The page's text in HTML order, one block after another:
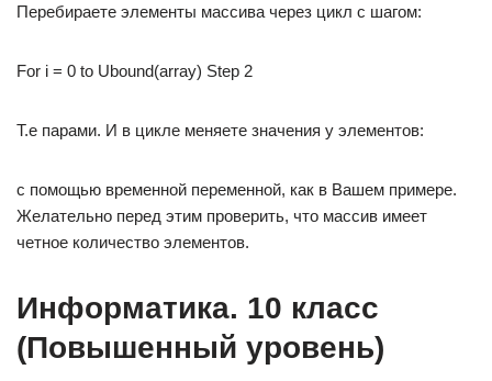
Перебираете элементы массива через цикл с шагом:
For i = 0 to Ubound(array) Step 2
Т.е парами. И в цикле меняете значения у элементов:
с помощью временной переменной, как в Вашем примере.
Желательно перед этим проверить, что массив имеет
четное количество элементов.
Информатика. 10 класс
(Повышенный уровень)